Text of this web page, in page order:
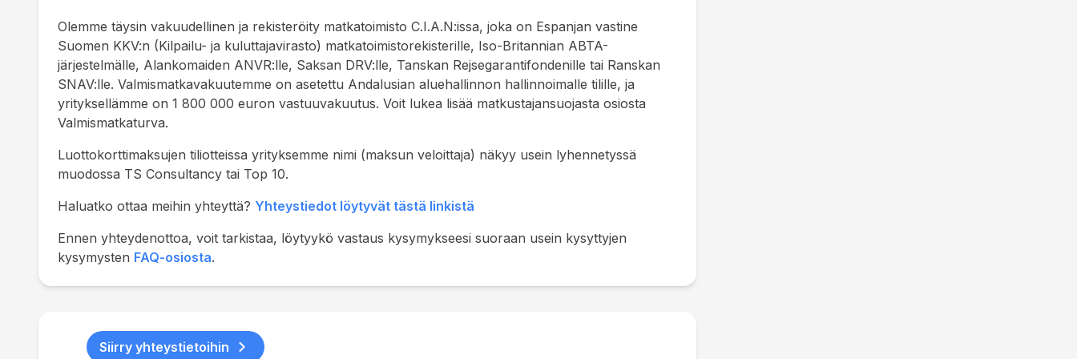
Olemme täysin vakuudellinen ja rekisteröity matkatoimisto C.I.A.N:issa, joka on Espanjan vastine
Suomen KKV:n (Kilpailu- ja kuluttajavirasto) matkatoimistorekisterille, Iso-Britannian ABTA-
järjestelmälle, Alankomaiden ANVR:lle, Saksan DRV:lle, Tanskan Rejsegarantifondenille tai Ranskan
SNAV:lle. Valmismatkavakuutemme on asetettu Andalusian aluehallinnon hallinnoimalle tilille, ja
yrityksellämme on 1 800 000 euron vastuuvakuutus. Voit lukea lisää matkustajansuojasta osiosta
Valmismatkaturva.
Luottokorttimaksujen tiliotteissa yrityksemme nimi (maksun veloittaja) näkyy usein lyhennetyssä
muodossa TS Consultancy tai Top 10.
Haluatko ottaa meihin yhteyttä? Yhteystiedot löytyvät tästä linkistä
Ennen yhteydenottoa, voit tarkistaa, löytyykö vastaus kysymykseesi suoraan usein kysyttyjen
kysymysten FAQ-osiosta.
Siirry yhteystietoihin